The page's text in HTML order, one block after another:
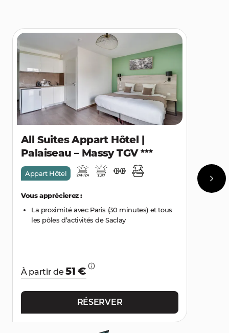
All Suites Appart Hôtel |
Palaiseau – Massy TGV
Appart Hôtel
Vous apprécierez :
La proximité avec Paris (30 minutes) et tous
les pôles d’activités de Saclay
À partir de51 €
RÉSERVER